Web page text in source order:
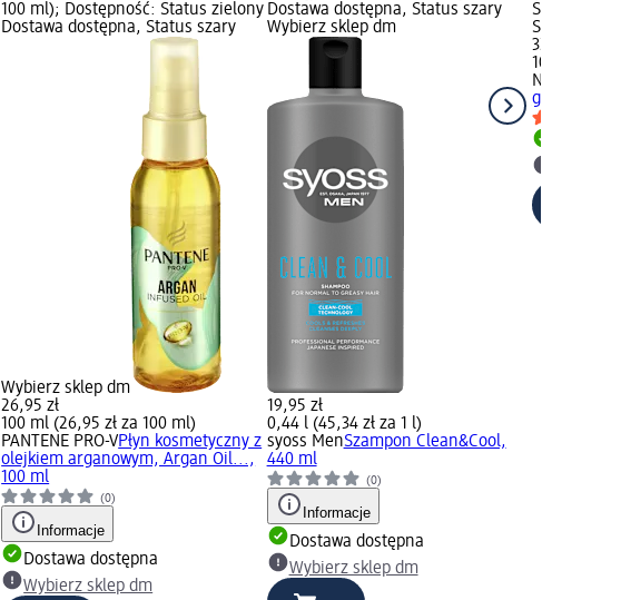
100 ml); Dostępność: Status zielony
Dostawa dostępna, Status szary
Wybierz sklep dm
26,95 zł
100 ml (26,95 zł za 100 ml)
PANTENE PRO-VPłyn kosmetyczny z
olejkiem arganowym, Argan Oil...,
100 ml
(0)
Informacje
Dostawa dostępna
Wybierz sklep dm
Dostawa dostępna, Status szary
Wybierz sklep dm
19,95 zł
0,44 l (45,34 zł za 1 l)
syoss MenSzampon Clean&Cool,
440 ml
(0)
Informacje
Dostawa dostępna
Wybierz sklep dm
Status
Status
32,95 zł
100 ml
NIVEA MEN
goleniu